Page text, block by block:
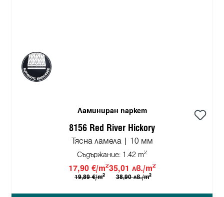
Ламиниран паркет
8156 Red River Hickory
Тясна ламела | 10 мм
Съдържание: 1.42 m2
17,90 €/m2
19,89 €/m2
35,01 лв./m2
38,90 лв./m2